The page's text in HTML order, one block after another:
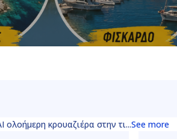
Ενότητα Πρέβεζας,
Μακεδονίας, 481
κρουαζιέρα στην τι...See more